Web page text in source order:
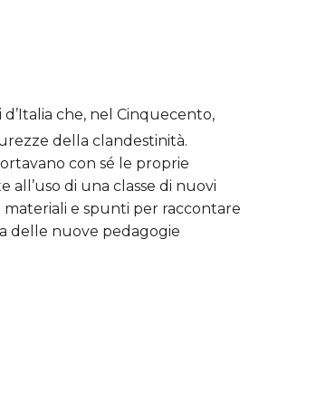
che, nel Cinquecento,
della clandestinità.
con sé le proprie
di una classe di nuovi
materiali e spunti per raccontare
delle nuove pedagogie